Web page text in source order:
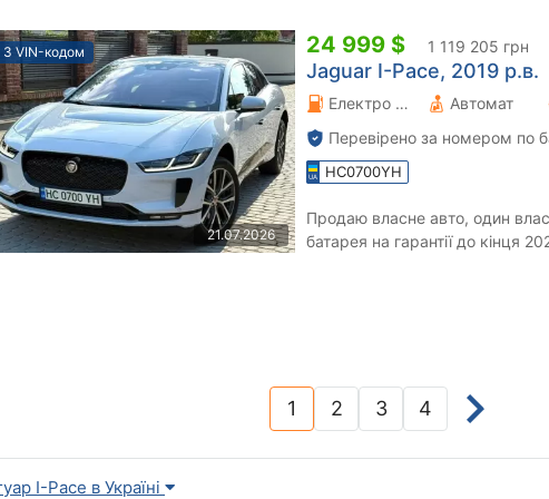
З VIN-кодом
21.07.2026
24 999 $ 1 119 205 грн
Jaguar I-Pace, 2019 р.в.
Електро 0 л. Автомат
Перевірено за номером по
HC0700YH
Продаю власне авто, один
батарея на гарантії до кінця
1(current)
2 3 4
I-Pace в Україні